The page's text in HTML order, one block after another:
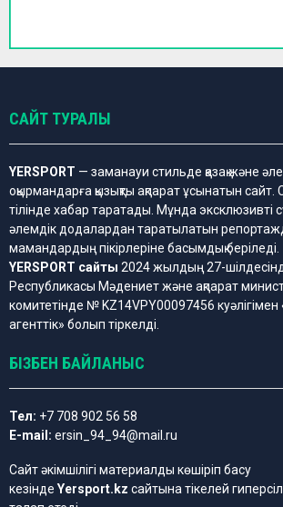
САЙТ ТУРАЛЫ
YERSPORT — заманауи стильде қазақ және
оқырмандарға қызықты ақпарат ұсынатын сайт.
тілінде хабар таратады. Мұнда эксклюзивті
әлемдік додалардан таратылатын
мамандардың пікірлеріне басымдық беріледі.
YERSPORT сайты 2024 жылдың 27-
Республикасы Мәдениет және ақпарат
комитетінде № KZ14VPY00097456 куәлігімен
агенттік» болып тіркелді.
БІЗБЕН БАЙЛАНЫС
Тел: +7 708 902 56 58
E-mail: ersin_94_94@mail.ru
Сайт әкімшілігі материалды көшіріп басу
кезінде Yersport.kz сайтына тікелей